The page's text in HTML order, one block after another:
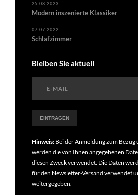
25.08.2023
Modern inszenierte Klassiker
07.07.2022
Schlafzimmer
Bleiben Sie aktuell
Hinweis: Bei der Anmeldung zum Bezug
werden die von Ihnen angegebenen
diesen Zweck verwendet. Die Daten
für den Newsletter-Versand verwendet
weitergegeben.